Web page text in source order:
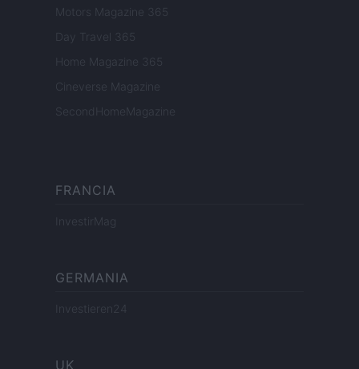
Motors Magazine 365
Day Travel 365
Home Magazine 365
Cineverse Magazine
SecondHomeMagazine
FRANCIA
InvestirMag
GERMANIA
Investieren24
UK